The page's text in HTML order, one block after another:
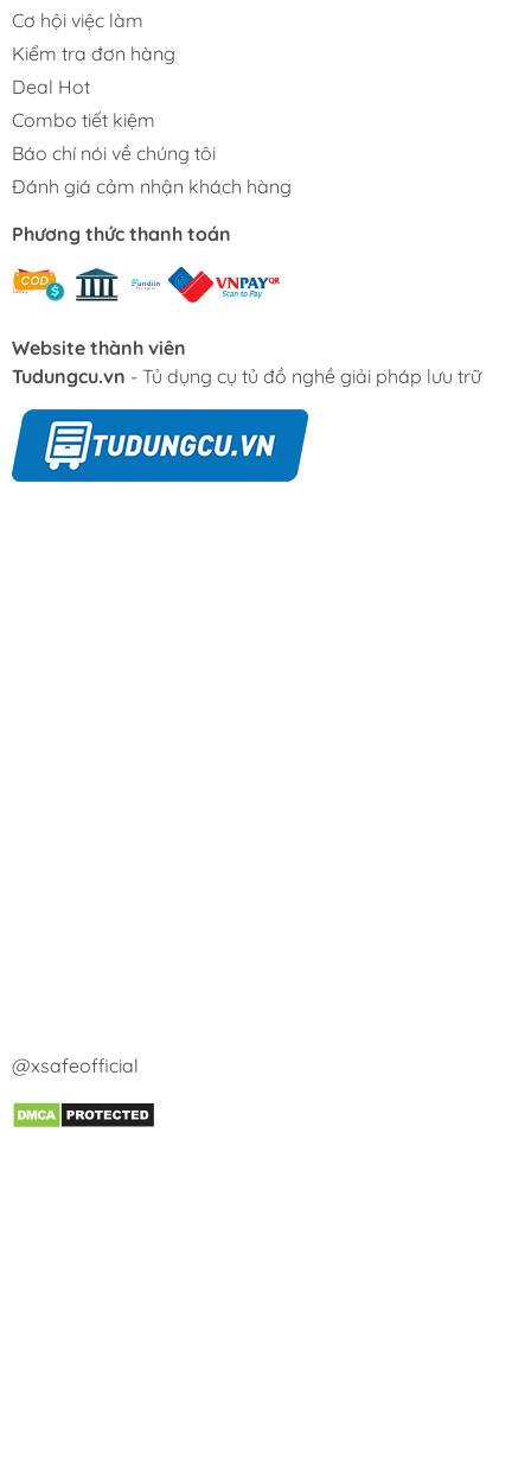
Cơ hội việc làm
Kiểm tra đơn hàng
Deal Hot
Combo tiết kiệm
Báo chí nói về chúng tôi
Đánh giá cảm nhận khách hàng
Phương thức thanh toán
Website thành viên
Tudungcu.vn - Tủ dụng cụ tủ đồ nghề giải pháp lưu trữ
@xsafeofficial